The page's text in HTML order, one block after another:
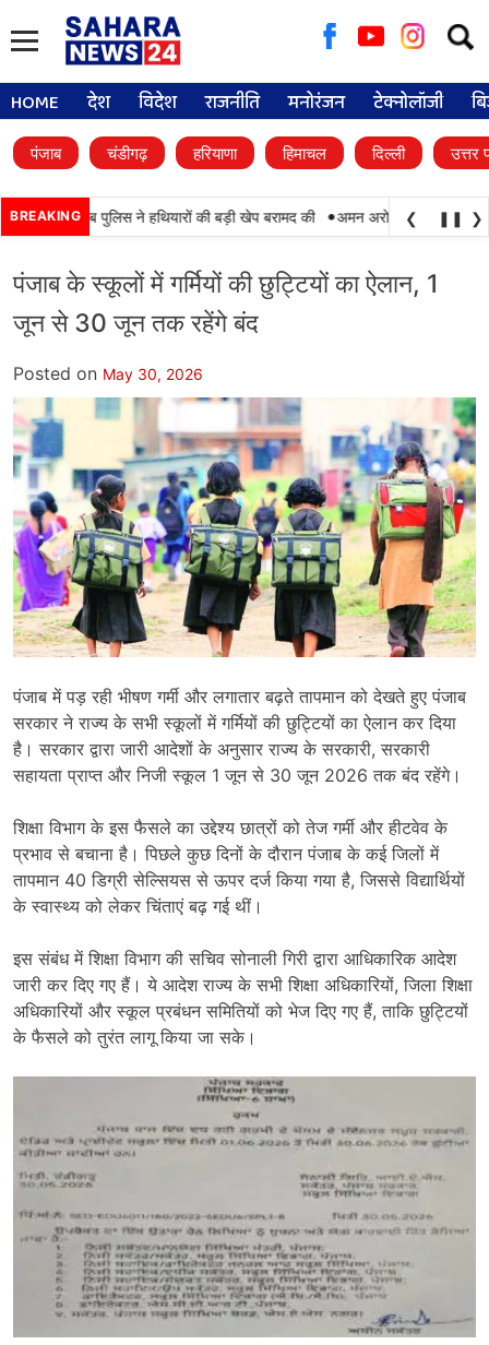
for:
HOME देश विदेश राजनीति मनोरंजन टेक्नोलॉजी
पंजाब चंडीगढ़ हरियाणा हिमाचल दिल्ली उत्तर
BREAKING
और पंजाब पुलिस ने हथियारों की बड़ी खेप बरामद की • अमन अरोड़ा ने शाहकोट हलके
❮ ❚❚ ❯
पंजाब के स्कूलों में गर्मियों की छुट्टियों का ऐलान, 1
जून से 30 जून तक रहेंगे बंद
Posted on May 30, 2026
पंजाब में पड़ रही भीषण गर्मी और लगातार बढ़ते तापमान को देखते हुए पंजाब
सरकार ने राज्य के सभी स्कूलों में गर्मियों की छुट्टियों का ऐलान कर दिया
है। सरकार द्वारा जारी आदेशों के अनुसार राज्य के सरकारी, सरकारी
सहायता प्राप्त और निजी स्कूल 1 जून से 30 जून 2026 तक बंद रहेंगे।
शिक्षा विभाग के इस फैसले का उद्देश्य छात्रों को तेज गर्मी और हीटवेव के
प्रभाव से बचाना है। पिछले कुछ दिनों के दौरान पंजाब के कई जिलों में
तापमान 40 डिग्री सेल्सियस से ऊपर दर्ज किया गया है, जिससे विद्यार्थियों
के स्वास्थ्य को लेकर चिंताएं बढ़ गई थीं।
इस संबंध में शिक्षा विभाग की सचिव सोनाली गिरी द्वारा आधिकारिक आदेश
जारी कर दिए गए हैं। ये आदेश राज्य के सभी शिक्षा अधिकारियों, जिला शिक्षा
अधिकारियों और स्कूल प्रबंधन समितियों को भेज दिए गए हैं, ताकि छुट्टियों
के फैसले को तुरंत लागू किया जा सके।